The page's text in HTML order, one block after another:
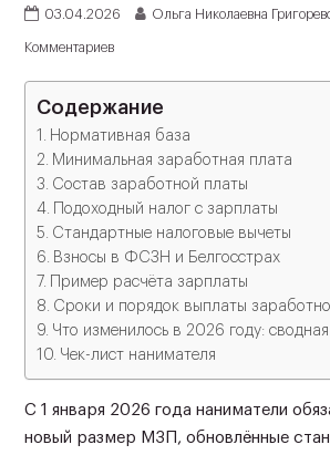
03.04.2026 Ольга Николаевна
Комментариев
Содержание
Нормативная база
Минимальная заработная плата
Состав заработной платы
Подоходный налог с зарплаты
Стандартные налоговые вычеты
Взносы в ФСЗН и Белгосстрах
Пример расчёта зарплаты
Сроки и порядок выплаты
Что изменилось в 2026 году:
Чек-лист нанимателя
С 1 января 2026 года наниматели
новый размер МЗП, обновлённые